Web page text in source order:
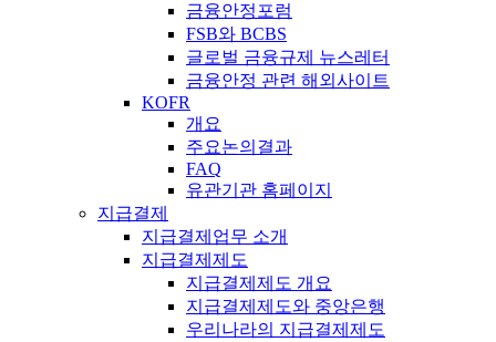
금융안정포럼
FSB와 BCBS
글로벌 금융규제 뉴스레터
금융안정 관련 해외사이트
KOFR
개요
주요논의결과
FAQ
유관기관 홈페이지
지급결제
지급결제업무 소개
지급결제제도
지급결제제도 개요
지급결제제도와 중앙은행
우리나라의 지급결제제도